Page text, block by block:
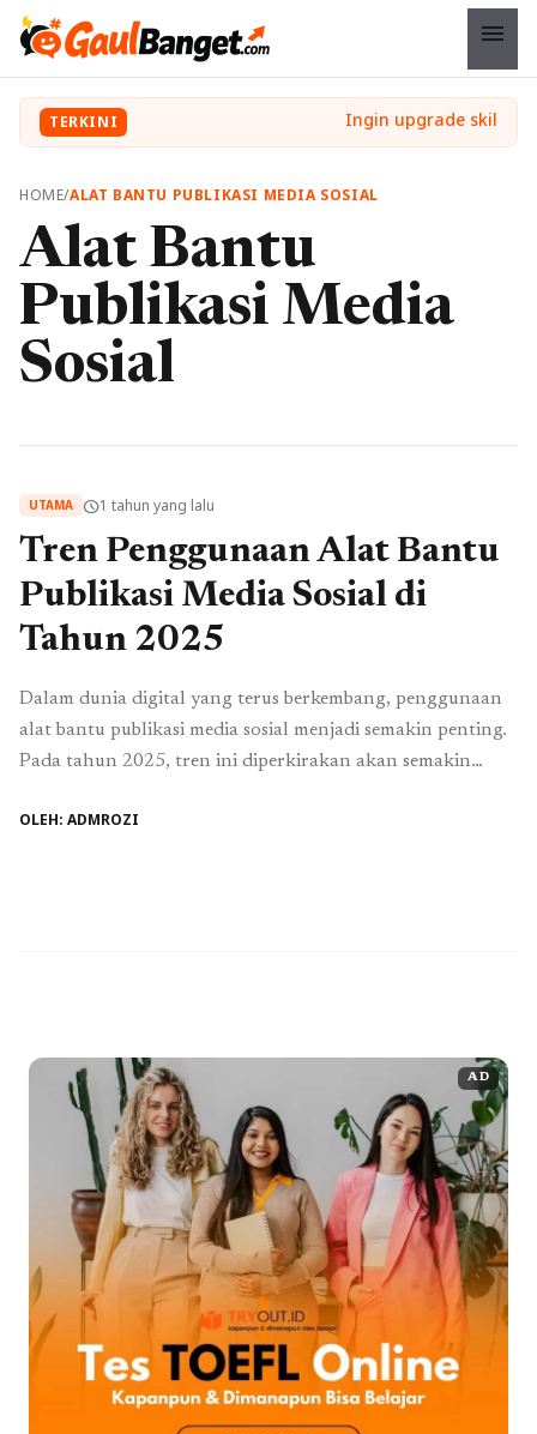
menu
TERKINI
HOME/ALAT BANTU PUBLIKASI MEDIA SOSIAL
Alat Bantu
Publikasi Media
Sosial
UTAMA schedule1 tahun yang lalu
Tren Penggunaan Alat Bantu
Publikasi Media Sosial di
Tahun 2025
Dalam dunia digital yang terus berkembang, penggunaan
alat bantu publikasi media sosial menjadi semakin penting.
Pada tahun 2025, tren ini diperkirakan akan semakin
yang beralih ke alat bantu publikasi untuk meningkatkan
OLEH: ADMROZI
AD